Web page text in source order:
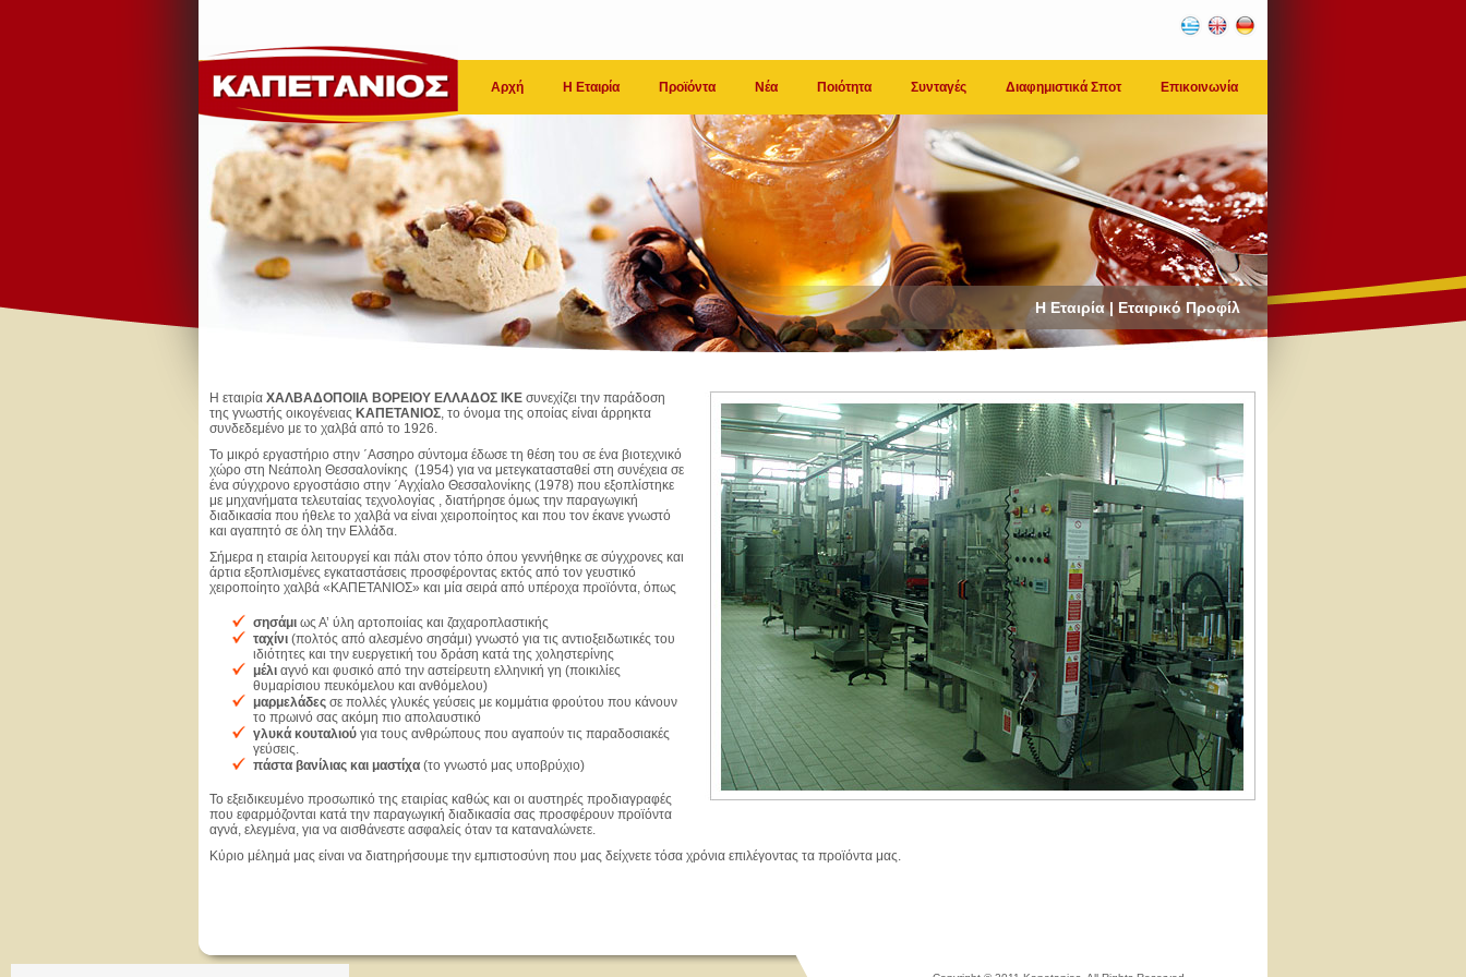
Αρχή Η Εταιρία Προϊόντα Νέα Ποιότητα Συνταγές Διαφημιστικά Σποτ Επικοινωνία
Η Εταιρία | Εταιρικό Προφίλ
Η εταιρία ΧΑΛΒΑΔΟΠΟΙΙΑ ΒΟΡΕΙΟΥ ΕΛΛΑΔΟΣ ΙΚΕ συνεχίζει την παράδοση
της γνωστής οικογένειας ΚΑΠΕΤΑΝΙΟΣ, το όνομα της οποίας είναι άρρηκτα
συνδεδεμένο με το χαλβά από το 1926.
Το μικρό εργαστήριο στην ΄Ασσηρο σύντομα έδωσε τη θέση του σε ένα βιοτεχνικό
χώρο στη Νεάπολη Θεσσαλονίκης (1954) για να μετεγκατασταθεί στη συνέχεια σε
ένα σύγχρονο εργοστάσιο στην ΄Αγχίαλο Θεσσαλονίκης (1978) που εξοπλίστηκε
με μηχανήματα τελευταίας τεχνολογίας , διατήρησε όμως την παραγωγική
διαδικασία που ήθελε το χαλβά να είναι χειροποίητος και που τον έκανε γνωστό
και αγαπητό σε όλη την Ελλάδα.
Σήμερα η εταιρία λειτουργεί και πάλι στον τόπο όπου γεννήθηκε σε σύγχρονες και
άρτια εξοπλισμένες εγκαταστάσεις προσφέροντας εκτός από τον γευστικό
χειροποίητο χαλβά «ΚΑΠΕΤΑΝΙΟΣ» και μία σειρά από υπέροχα προϊόντα, όπως
σησάμι ως Α’ ύλη αρτοποιίας και ζαχαροπλαστικής
ταχίνι (πολτός από αλεσμένο σησάμι) γνωστό για τις αντιοξειδωτικές του
ιδιότητες και την ευεργετική του δράση κατά της χοληστερίνης
μέλι αγνό και φυσικό από την αστείρευτη ελληνική γη (ποικιλίες
θυμαρίσιου πευκόμελου και ανθόμελου)
μαρμελάδες σε πολλές γλυκές γεύσεις με κομμάτια φρούτου που κάνουν
το πρωινό σας ακόμη πιο απολαυστικό
γλυκά κουταλιού για τους ανθρώπους που αγαπούν τις παραδοσιακές
γεύσεις.
πάστα βανίλιας και μαστίχα (το γνωστό μας υποβρύχιο)
Το εξειδικευμένο προσωπικό της εταιρίας καθώς και οι αυστηρές προδιαγραφές
που εφαρμόζονται κατά την παραγωγική διαδικασία σας προσφέρουν προϊόντα
αγνά, ελεγμένα, για να αισθάνεστε ασφαλείς όταν τα καταναλώνετε.
Κύριο μέλημά μας είναι να διατηρήσουμε την εμπιστοσύνη που μας δείχνετε τόσα χρόνια επιλέγοντας τα προϊόντα μας.